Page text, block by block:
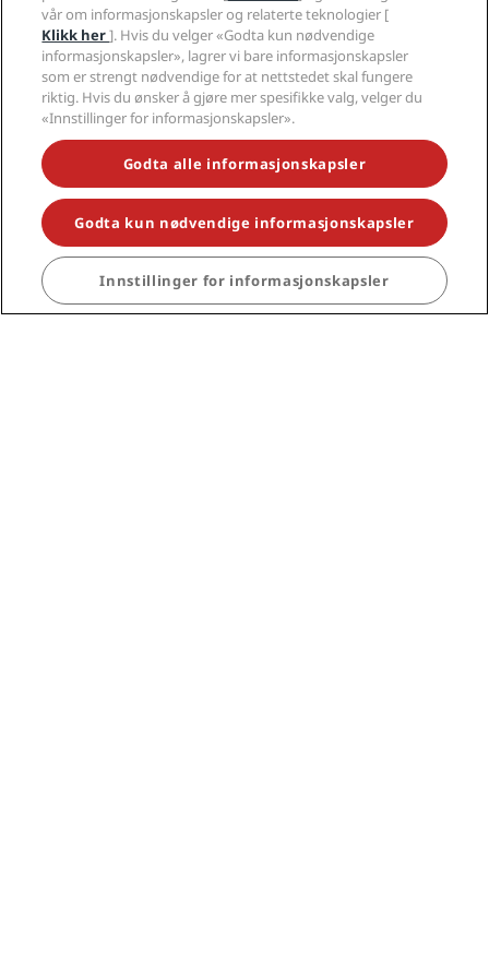
Madrid
SE MER
vår om informasjonskapsler og relaterte teknologier [
Klikk her]. Hvis du velger «Godta kun nødvendige
informasjonskapsler», lagrer vi bare informasjonskapsler
som er strengt nødvendige for at nettstedet skal fungere
riktig. Hvis du ønsker å gjøre mer spesifikke valg, velger du
«Innstillinger for informasjonskapsler».
Godta alle informasjonskapsler
Godta kun nødvendige informasjonskapsler
Innstillinger for informasjonskapsler